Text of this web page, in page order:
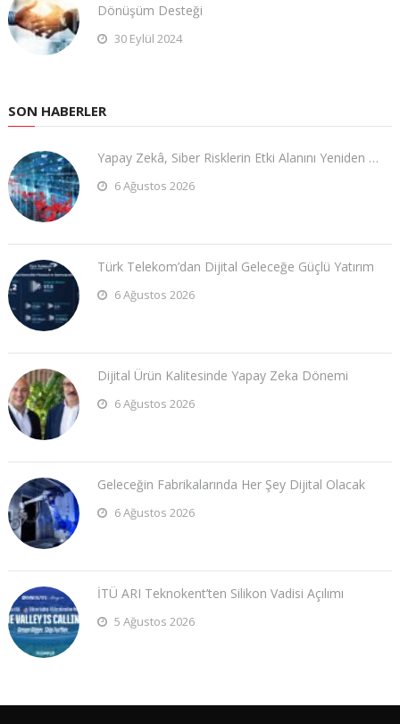
Dönüşüm Desteği
30 Eylül 2024
SON HABERLER
Yapay Zekâ, Siber Risklerin Etki Alanını Yeniden …
6 Ağustos 2026
Türk Telekom’dan Dijital Geleceğe Güçlü Yatırım
6 Ağustos 2026
Dijital Ürün Kalitesinde Yapay Zeka Dönemi
6 Ağustos 2026
Geleceğin Fabrikalarında Her Şey Dijital Olacak
6 Ağustos 2026
İTÜ ARI Teknokent’ten Silikon Vadisi Açılımı
5 Ağustos 2026